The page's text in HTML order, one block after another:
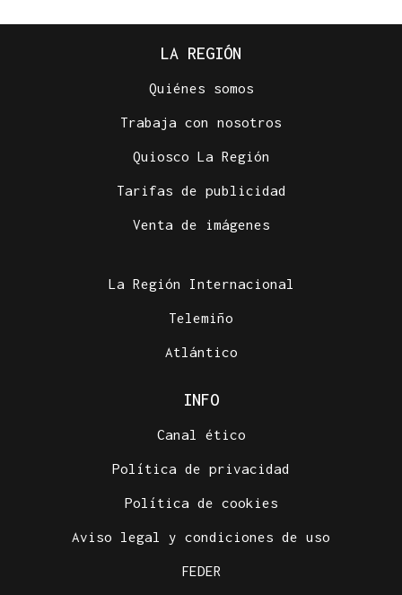
LA REGIÓN
Quiénes somos
Trabaja con nosotros
Quiosco La Región
Tarifas de publicidad
Venta de imágenes
La Región Internacional
Telemiño
Atlántico
INFO
Canal ético
Política de privacidad
Política de cookies
Aviso legal y condiciones de uso
FEDER